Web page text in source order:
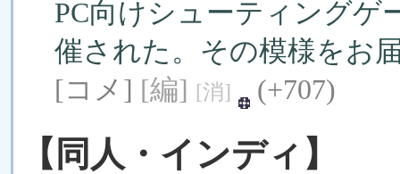
PC向けシューティング
催された。その模様をお
[コメ] [編] [消] (+707)
【同人・インディ】